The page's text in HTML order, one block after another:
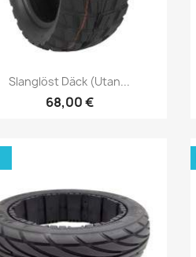
Snabbvy
Slanglöst Däck (utan...
68,00 €